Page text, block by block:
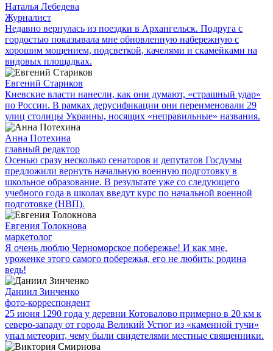
Наталья Лебедева
Журналист
Недавно вернулась из поездки в Архангельск. Подруга с
гордостью показывала мне обновленную набережную с
хорошим мощением, подсветкой, качелями и скамейками на
видовых площадках.
Евгений Стариков
Киевские власти нанесли, как они думают, «страшный удар»
по России. В рамках дерусификации они переименовали 29
улиц столицы Украины, носящих «неправильные» названия.
Анна Потехина
главный редактор
Осенью сразу несколько сенаторов и депутатов Госдумы
предложили вернуть начальную военную подготовку в
школьное образование. В результате уже со следующего
учебного года в школах введут курс по начальной военной
подготовке (НВП).
Евгения Толокнова
маркетолог
Я очень люблю Черноморское побережье! И как мне,
уроженке этого самого побережья, его не любить: родина
ведь!
Даниил Зинченко
фото-корреспондент
25 июня 1290 года у деревни Котовалово примерно в 20 км к
северо-западу от города Великий Устюг из «каменной тучи»
упал метеорит, чему были свидетелями местные священники.